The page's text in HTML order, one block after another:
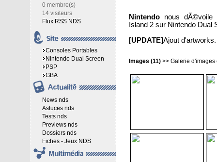
0 membre(s)
14 visiteurs
Flux RSS NDS
Consoles Portables
Nintendo Dual Screen
PSP
GBA
News nds
Astuces nds
Tests nds
Previews nds
Dossiers nds
Fiches - Jeux NDS
Nintendo nous dÃ©voile
Island 2 sur Nintendo Dual
[UPDATE]Ajout d'artworks.
Images (11) >> Galerie d'images